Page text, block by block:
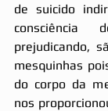
de suicido
prejudicando,
mesquinhas
do corpo da
nos